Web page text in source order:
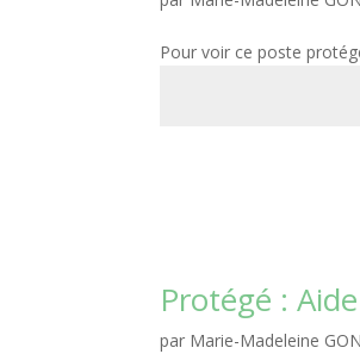
Pour voir ce poste
Protégé :
par Marie-Madeleine